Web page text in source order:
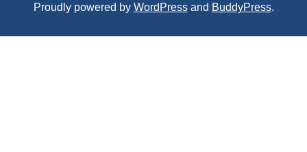
Proudly powered by WordPressand BuddyPress.